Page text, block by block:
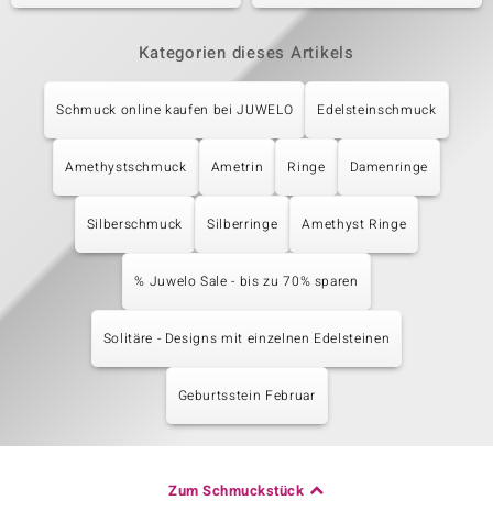
Kategorien dieses Artikels
Schmuck online kaufen bei JUWELO Edelsteinschmuck
Amethystschmuck Ametrin Ringe Damenringe
Silberschmuck Silberringe Amethyst Ringe
% Juwelo Sale - bis zu 70% sparen
Solitäre - Designs mit einzelnen Edelsteinen
Geburtsstein Februar
Zum Schmuckstück